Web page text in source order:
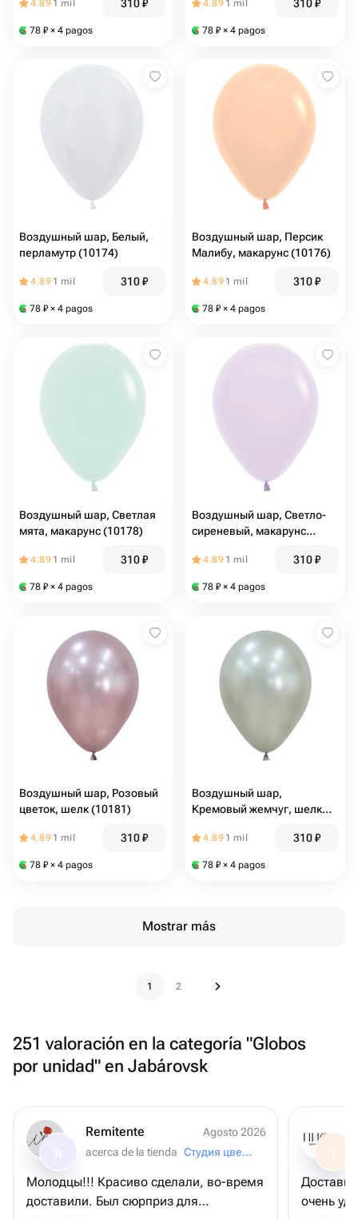
4.89 1 mil 310₽
78 ₽ × 4 pagos
4.89 1 mil 310₽
78 ₽ × 4 pagos
Воздушный шар, Белый,
перламутр (10174)
4.89 1 mil 310₽
78 ₽ × 4 pagos
Воздушный шар, Персик
Малибу, макарунс (10176)
4.89 1 mil 310₽
78 ₽ × 4 pagos
Воздушный шар, Светлая
мята, макарунс (10178)
4.89 1 mil 310₽
78 ₽ × 4 pagos
Воздушный шар, Светло-
сиреневый, макарунс
4.89 1 mil 310₽
78 ₽ × 4 pagos
Воздушный шар, Розовый
цветок, шелк (10181)
4.89 1 mil 310₽
78 ₽ × 4 pagos
Воздушный шар,
Кремовый жемчуг, шелк
4.89 1 mil 310₽
78 ₽ × 4 pagos
Mostrar más
1 2
251 valoración en la categoría "Globos
por unidad" en Jabárovsk
Remitente
Agosto 2026
acerca de la tienda
Студия цветов «Маки»
Молодцы!!! Красиво сделали, во-время
доставили. Был сюрприз для
T
очень